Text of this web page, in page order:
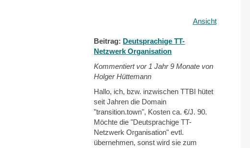
Ansicht
Beitrag: Deutsprachige TT-
Netzwerk Organisation
Kommentiert vor 1 Jahr 9 Monate von
Holger Hüttemann
Hallo, ich, bzw. inzwischen TTBI hütet
seit Jahren die Domain
"transition.town", Kosten ca. €/J. 90.
Möchte die "Deutsprachige TT-
Netzwerk Organisation" evtl.
übernehmen, sonst wird sie zum